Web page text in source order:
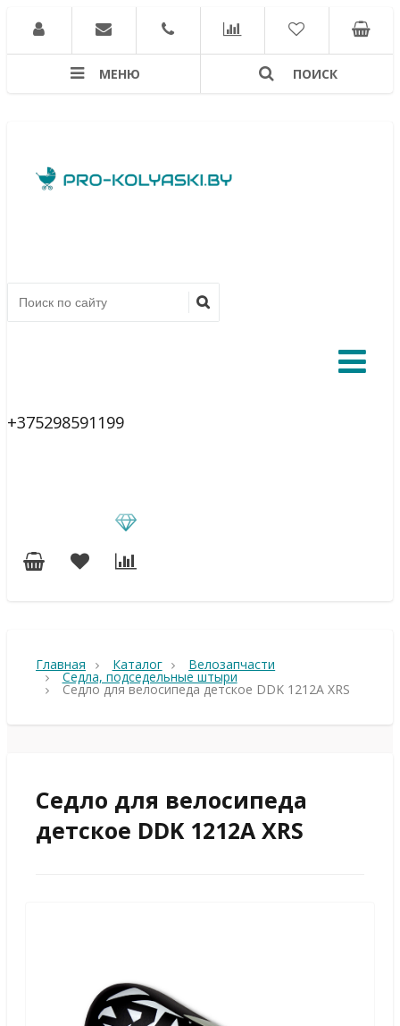
МЕНЮ ПОИСК
+375298591199
Главная Каталог Велозапчасти
Седла, подседельные штыри
Седло для велосипеда детское DDK 1212A XRS
Седло для велосипеда
детское DDK 1212A XRS